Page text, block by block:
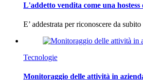
L'addetto vendita come una hostess
E’ addestrata per riconoscere da
Tecnologie
Monitoraggio delle attività in